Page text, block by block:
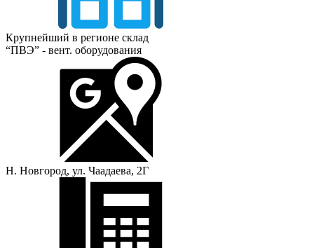
Крупнейший в регионе склад
“ПВЭ” - вент. оборудования
Н. Новгород, ул. Чаадаева, 2Г